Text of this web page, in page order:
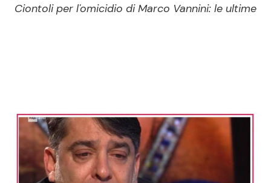
News Spettacolo
Benessere Cucina e Ricette
Ciontoli per l'omicidio di Marco Vannini: le ultime